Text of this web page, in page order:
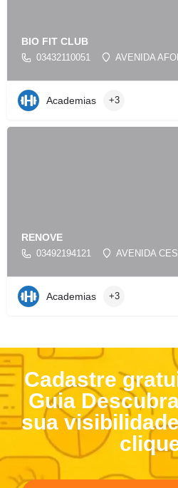
BIO FIT CLUB
03432110051 AVENIDA
Academias +3
RENOVE
03492194121 AVENIDA
Academias +3
Cadastre
Guia
sua